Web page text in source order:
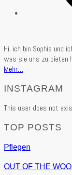
Hi, ich bin Sophie und
was sie uns zu bieten
Mehr…
INSTAGRAM
This user does not
TOP POSTS
Pflegen
OUT OF THE